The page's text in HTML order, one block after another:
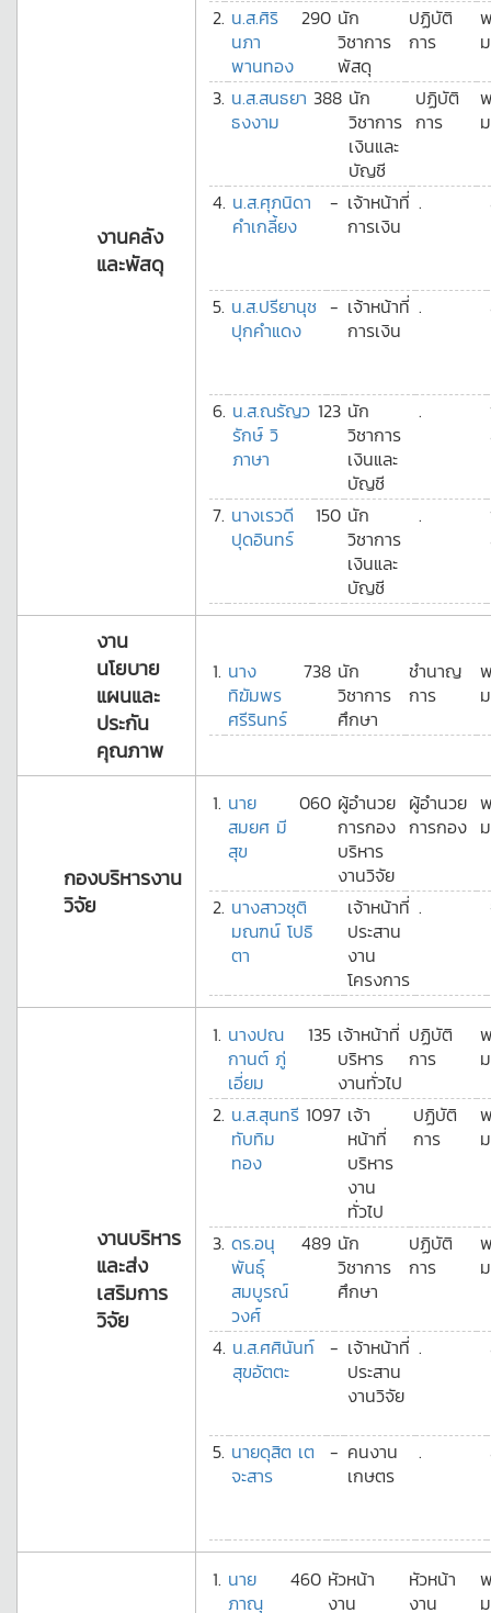
งานคลัง
และพัสดุ
2. น.ส.ศิริ
นภา
พานทอง
290 นัก
วิชาการ
พัสดุ
ปฏิบัติ
การ
3. น.ส.สนธยา
ธงงาม
388 นัก
วิชาการ
เงินและ
บัญชี
ปฏิบัติ
การ
4. น.ส.ศุภนิดา
คำเกลี้ยง
- เจ้าหน้าที่
การเงิน
.
5. น.ส.ปรียานุช
ปุกคำแดง
- เจ้าหน้าที่
การเงิน
.
6. น.ส.ณรัญว
รักษ์ วิ
ภาษา
123 นัก
วิชาการ
เงินและ
บัญชี
.
7. นางเรวดี
ปุดอินทร์
150 นัก
วิชาการ
เงินและ
บัญชี
.
งาน
นโยบาย
แผนและ
ประกัน
คุณภาพ
1. นาง
ทิฆัมพร
ศรีรินทร์
738 นัก
วิชาการ
ศึกษา
ชำนาญ
การ
กองบริหารงาน
วิจัย
1. นาย
สมยศ มี
สุข
060 ผู้อำนวย
การกอง
บริหาร
งานวิจัย
ผู้อำนวย
การกอง
2. นางสาวชุติ
มณฑน์ โปธิ
ตา
เจ้าหน้าที่
ประสาน
งาน
โครงการ
.
งานบริหาร
และส่ง
เสริมการ
วิจัย
1. นางปณ
กานต์ ภู่
เอี่ยม
135 เจ้าหน้าที่
บริหาร
งานทั่วไป
ปฏิบัติ
การ
2. น.ส.สุนทรี
ทับทิม
ทอง
1097 เจ้า
หน้าที่
บริหาร
งาน
ทั่วไป
ปฏิบัติ
การ
3. ดร.อนุ
พันธุ์
สมบูรณ์
วงศ์
489 นัก
วิชาการ
ศึกษา
ปฏิบัติ
การ
4. น.ส.ศศินันท์
สุขอัตตะ
- เจ้าหน้าที่
ประสาน
งานวิจัย
.
5. นายดุสิต เต
จะสาร
- คนงาน
เกษตร
.
1. นาย
ภาณุ
460 หัวหน้า
งาน
หัวหน้า
งาน